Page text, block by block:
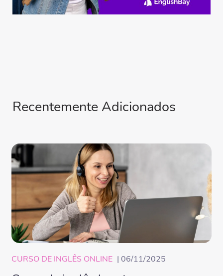
Recentemente Adicionados
CURSO DE INGLÊS ONLINE | 06/11/2025